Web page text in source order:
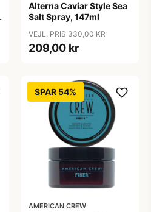
Alterna Caviar Style Sea
Salt Spray, 147ml
VEJL. PRIS 330,00 KR
209,00 kr
SPAR 54%
AMERICAN CREW